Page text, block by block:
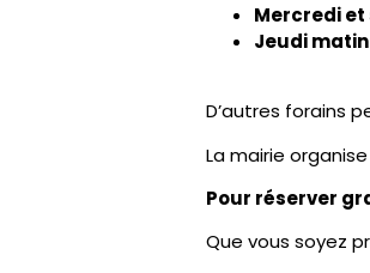
Mercredi
Jeudi
D’autres forains
La mairie
Pour réserver
Que vous soyez